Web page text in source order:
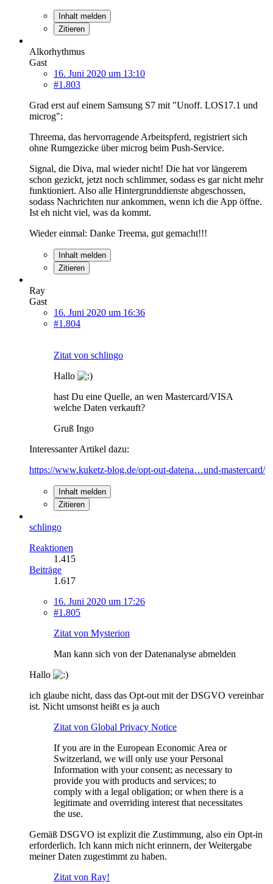
Inhalt melden
Zitieren
Alkorhythmus
Gast
16. Juni 2020 um 13:10
#1.803
Grad erst auf einem Samsung S7 mit "Unoff. LOS17.1 und
microg":
Threema, das hervorragende Arbeitspferd, registriert sich
ohne Rumgezicke über microg beim Push-Service.
Signal, die Diva, mal wieder nicht! Die hat vor längerem
schon gezickt, jetzt noch schlimmer, sodass es gar nicht mehr
funktioniert. Also alle Hintergrunddienste abgeschossen,
sodass Nachrichten nur ankommen, wenn ich die App öffne.
Ist eh nicht viel, was da kommt.
Wieder einmal: Danke Treema, gut gemacht!!!
Inhalt melden
Zitieren
Ray
Gast
16. Juni 2020 um 16:36
#1.804
Zitat von schlingo
Hallo
hast Du eine Quelle, an wen Mastercard/VISA
welche Daten verkauft?
Gruß Ingo
Interessanter Artikel dazu:
https://www.kuketz-blog.de/opt-out-datena…und-mastercard/
Inhalt melden
Zitieren
schlingo
Reaktionen
1.415
Beiträge
1.617
16. Juni 2020 um 17:26
#1.805
Zitat von Mysterion
Man kann sich von der Datenanalyse abmelden
Hallo
ich glaube nicht, dass das Opt-out mit der DSGVO vereinbar
ist. Nicht umsonst heißt es ja auch
Zitat von Global Privacy Notice
If you are in the European Economic Area or
Switzerland, we will only use your Personal
Information with your consent; as necessary to
provide you with products and services; to
comply with a legal obligation; or when there is a
legitimate and overriding interest that necessitates
the use.
Gemäß DSGVO ist explizit die Zustimmung, also ein Opt-in
erforderlich. Ich kann mich nicht erinnern, der Weitergabe
meiner Daten zugestimmt zu haben.
Zitat von Ray!